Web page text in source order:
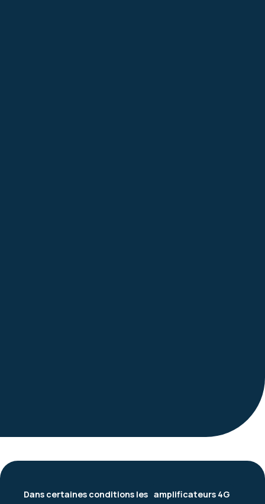
Dans certaines conditions les amplificateurs 4G